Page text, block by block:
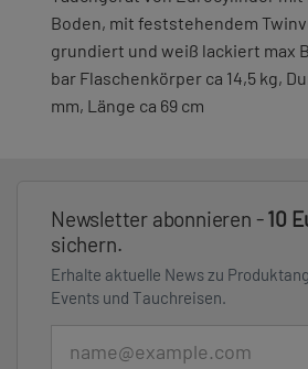
Boden, mit feststehendem
grundiert und weiß lackiert max
bar Flaschenkörper ca 14,5 kg,
mm, Länge ca 69 cm
Newsletter abonnieren -10
sichern.
Erhalte aktuelle News zu
Events und Tauchreisen.